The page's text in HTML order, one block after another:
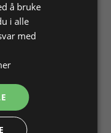
216871
Info
å bruke
i alle
med